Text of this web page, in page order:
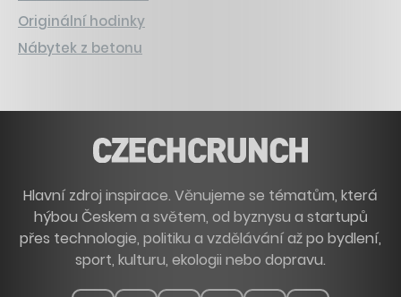
Originální hodinky
Nábytek z betonu
Hlavní zdroj inspirace. Věnujeme se tématům, která
hýbou Českem a světem, od byznysu a startupů
přes technologie, politiku a vzdělávání až po bydlení,
sport, kulturu, ekologii nebo dopravu.